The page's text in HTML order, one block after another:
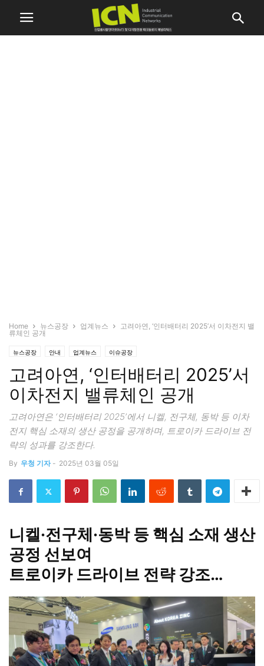
Home 뉴스공장 업계뉴스
고려아연, ‘인터배터리 2025’서 이차전지 밸
류체인 공개
뉴스공장 안내 업계뉴스 이슈공장
고려아연, ‘인터배터리 2025’서
이차전지 밸류체인 공개
고려아연은 ‘인터배터리 2025’에서 니켈, 전구체, 동박 등 이차
전지 핵심 소재의 생산 공정을 공개하며, 트로이카 드라이브 전
략의 성과를 강조한다.
By 우청 기자 - 2025년 03월 05일
니켈·전구체·동박 등 핵심 소재 생산
공정 선보여
트로이카 드라이브 전략 강조…